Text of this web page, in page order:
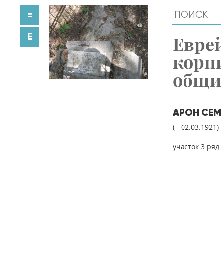
АРОН
( - 02.03.1921)
участок 3
≡
E